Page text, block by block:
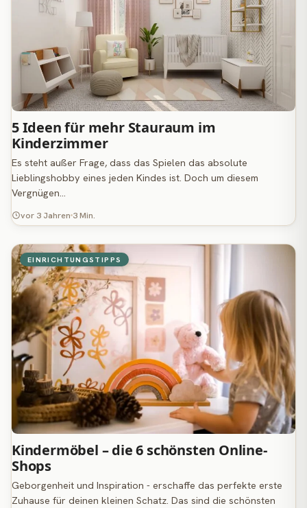
5 Ideen für mehr Stauraum im
Kinderzimmer
Es steht außer Frage, dass das Spielen das absolute
Lieblingshobby eines jeden Kindes ist. Doch um diesem
Vergnügen…
vor 3 Jahren 3 Min.
EINRICHTUNGSTIPPS
Kindermöbel – die 6 schönsten Online-
Shops
Geborgenheit und Inspiration - erschaffe das perfekte erste
Zuhause für deinen kleinen Schatz. Das sind die schönsten